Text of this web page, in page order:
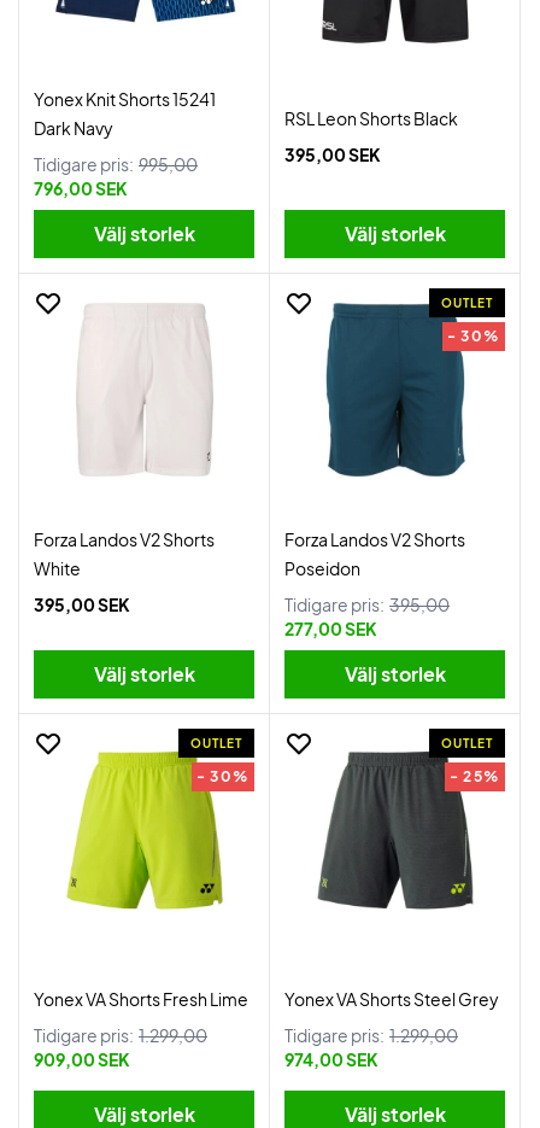
Yonex Knit Shorts 15241
Dark Navy
Tidigare pris: 995,00
796,00 SEK
Välj storlek
RSL Leon Shorts Black
395,00 SEK
Välj storlek
Forza Landos V2 Shorts
White
395,00 SEK
Välj storlek
OUTLET
- 30%
Forza Landos V2 Shorts
Poseidon
Tidigare pris: 395,00
277,00 SEK
Välj storlek
OUTLET
- 30%
Yonex VA Shorts Fresh Lime
Tidigare pris: 1.299,00
909,00 SEK
Välj storlek
OUTLET
- 25%
Yonex VA Shorts Steel Grey
Tidigare pris: 1.299,00
974,00 SEK
Välj storlek